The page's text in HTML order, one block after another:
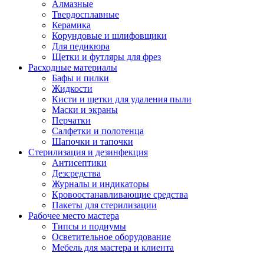
Алмазные
Твердосплавные
Керамика
Корундовые и шлифовщики
Для педикюра
Щетки и футляры для фрез
Расходные материалы
Бафы и пилки
Жидкости
Кисти и щетки для удаления пыли
Маски и экраны
Перчатки
Салфетки и полотенца
Шапочки и тапочки
Стерилизация и дезинфекция
Антисептики
Дезсредства
Журналы и индикаторы
Кровоостанавливающие средства
Пакеты для стерилизации
Рабочее место мастера
Типсы и подиумы
Осветительное оборудование
Мебель для мастера и клиента